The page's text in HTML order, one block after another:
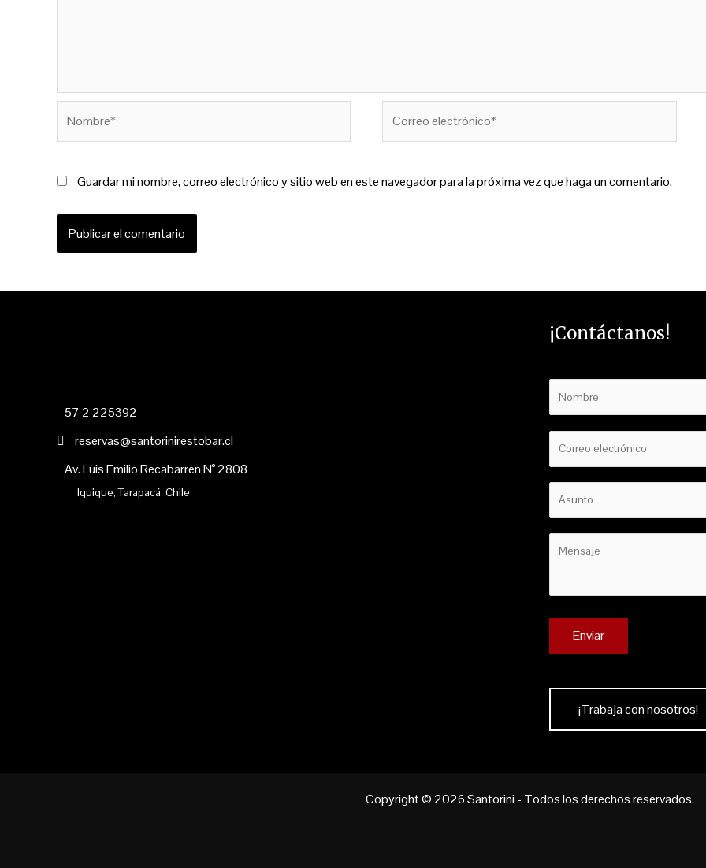
electrónico*
Guardar mi nombre, correo electrónico y sitio web en este navegador para la próxima vez que haga un comentario.
57 2 225392
reservas@santorinirestobar.cl
Av. Luis Emilio Recabarren N° 2808
Iquique, Tarapacá, Chile
¡Contáctanos!
¡Trabaja con nosotros!
Copyright © 2026 Santorini - Todos los derechos reservados.